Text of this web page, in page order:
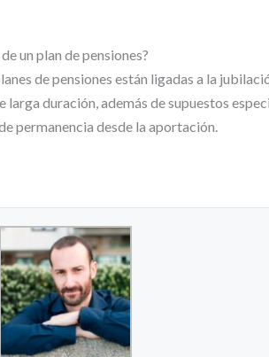
un plan de pensiones?
de pensiones están ligadas a la
duración, además de supuestos
permanencia desde la aportación.